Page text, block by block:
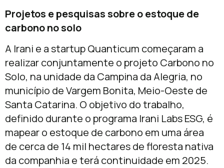
Projetos e pesquisas sobre o estoque de
carbono no solo
A Irani e a startup Quanticum começaram a
realizar conjuntamente o projeto Carbono no
Solo, na unidade da Campina da Alegria, no
município de Vargem Bonita, Meio-Oeste de
Santa Catarina. O objetivo do trabalho,
definido durante o programa Irani Labs ESG, é
mapear o estoque de carbono em uma área
de cerca de 14 mil hectares de floresta nativa
da companhia e terá continuidade em 2025.